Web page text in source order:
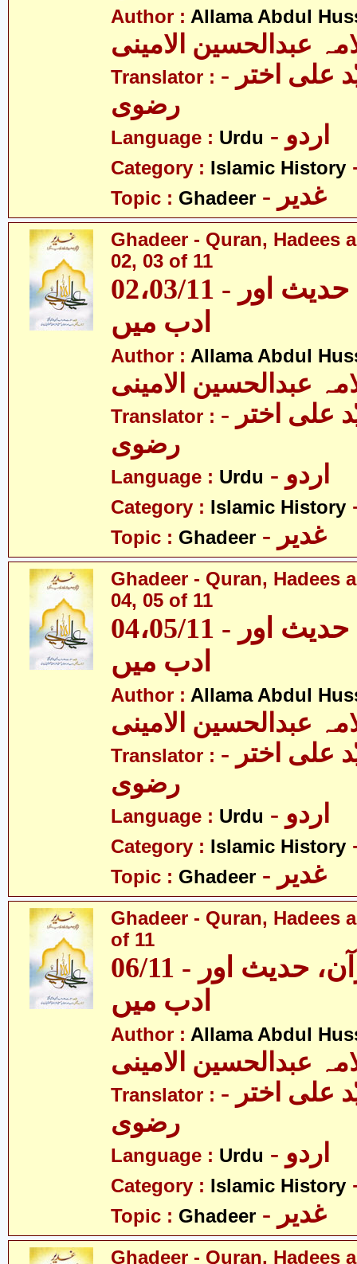
Author : Allama Abdul
عبدالحسین الامینی
Translator : - مولانا سیّد علی اختر
رضوی
Language : Urdu - اردو
Category : Islamic History
Topic : Ghadeer - غدیر
Ghadeer - Quran, Hadees
02, 03 of 11
02،03/11 - غدیر - قرآن، حدیث اور
ادب میں
Author : Allama Abdul
عبدالحسین الامینی
Translator : - مولانا سیّد علی اختر
رضوی
Language : Urdu - اردو
Category : Islamic History
Topic : Ghadeer - غدیر
Ghadeer - Quran, Hadees
04, 05 of 11
04،05/11 - غدیر - قرآن، حدیث اور
ادب میں
Author : Allama Abdul
عبدالحسین الامینی
Translator : - مولانا سیّد علی اختر
رضوی
Language : Urdu - اردو
Category : Islamic History
Topic : Ghadeer - غدیر
Ghadeer - Quran, Hadees
of 11
06/11 - غدیر - قرآن، حدیث اور
ادب میں
Author : Allama Abdul
عبدالحسین الامینی
Translator : - مولانا سیّد علی اختر
رضوی
Language : Urdu - اردو
Category : Islamic History
Topic : Ghadeer - غدیر
Ghadeer - Quran, Hadees